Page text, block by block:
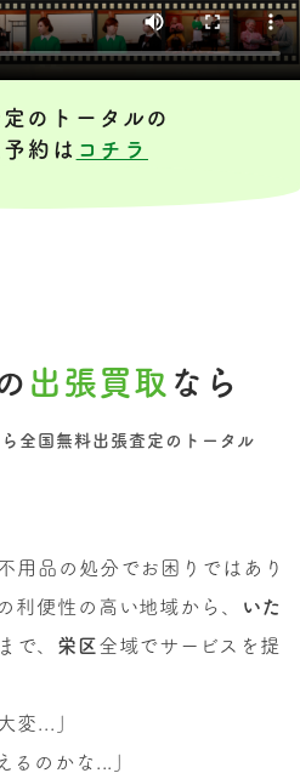
のトータルの
約は コチラ
出張買取 なら
全国無料出張査定のトータル
用品の処分でお困りではあり
利便性の高い地域から、
いた
で、 栄区全域でサービスを提
変...」
るのかな...」